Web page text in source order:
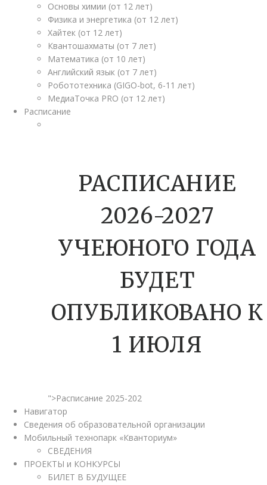
Основы химии (от 12 лет)
Физика и энергетика (от 12 лет)
Хайтек (от 12 лет)
Квантошахматы (от 7 лет)
Математика (от 10 лет)
Английский язык (от 7 лет)
Робототехника (GIGO-bot, 6-11 лет)
МедиаТочка PRO (от 12 лет)
Расписание
РАСПИСАНИЕ
2026-2027
УЧЕЮНОГО ГОДА
БУДЕТ
ОПУБЛИКОВАНО К
1 ИЮЛЯ
">Расписание 2025-202
Навигатор
Сведения об образовательной организации
Мобильный технопарк «Кванториум»
СВЕДЕНИЯ
ПРОЕКТЫ и КОНКУРСЫ
БИЛЕТ В БУДУЩЕЕ